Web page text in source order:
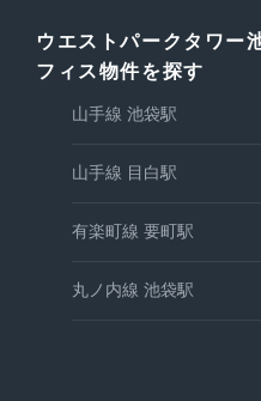
ウエストパークタワー
フィス物件を探す
山手線 池袋駅
山手線 目白駅
有楽町線 要町駅
丸ノ内線 池袋駅